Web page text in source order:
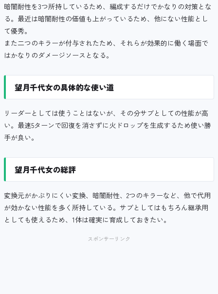
暗闇耐性を3つ所持しているため、編成するだけでかなりの対策とな
る。最近は暗闇耐性の価値も上がっているため、他にない性能とし
て優秀。
また二つのキラーが付与されたため、それらが効果的に働く場面で
はかなりのダメージソースとなる。
望月千代女の具体的な使い道
リーダーとしては使うことはないが、その分サブとしての性能が高
い。最速5ターンで回復を消さずに火ドロップを生成するため使い勝
手が良い。
望月千代女の総評
変換元がかぶりにくい変換、暗闇耐性、2つのキラーなど、他で代用
が効かない性能を多く所持している。サブとしてはもちろん継承用
としても使えるため、1体は確実に育成しておきたい。
スポンサーリンク